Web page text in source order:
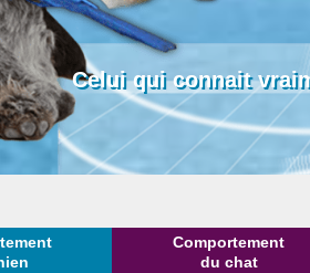
Celui qui connait
Comportement
du chat